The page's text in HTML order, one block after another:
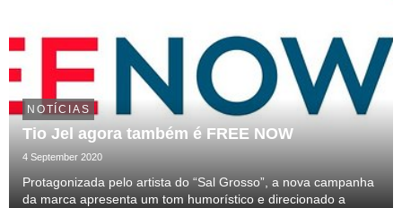
NOTÍCIAS
Tio Jel agora também é FREE NOW
4 September 2020
Protagonizada pelo artista do “Sal Grosso”, a nova campanha
da marca apresenta um tom humorístico e direcionado a